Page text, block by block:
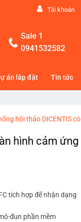
Tài khoản
Sale 1
0941532582
án lắp đặt Tin tức
hội thảo DICENTIS có
hình cảm ứng
tích hợp để nhận dạng
đun phần mềm